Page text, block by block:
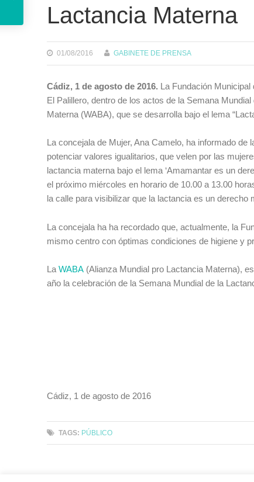
Lactancia Materna
01/08/2016 GABINETE DE PRENSA
Cádiz, 1 de agosto de 2016. La Fundación
El Palillero, dentro de los actos de la Semana
Materna (WABA), que se desarrolla bajo el lema
La concejala de Mujer, Ana Camelo, ha informado
potenciar valores igualitarios, que velen por las
lactancia materna bajo el lema ‘Amamantar es un
el próximo miércoles en horario de 10.00 a 13.00
la calle para visibilizar que la lactancia es un derecho
La concejala ha ha recordado que, actualmente, la
mismo centro con óptimas condiciones de higiene y
La WABA (Alianza Mundial pro Lactancia Materna),
año la celebración de la Semana Mundial de la
Cádiz, 1 de agosto de 2016
TAGS: PÚBLICO